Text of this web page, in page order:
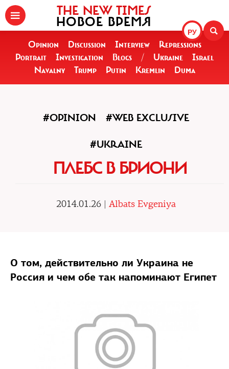
РУ
THE NEW TIMES
НОВОЕ ВРЕМЯ
Opinion Discussion Interview
Repressions
Portrait
Investigation Blogs / Ukraine
Israel
Navalny
Trump Putin Kremlin Duma
#OPINION #WEB EXCLUSIVE
#UKRAINE
ПЛЕБС В БРИОНИ
2014.01.26 | Albats Evgeniya
О том, действительно ли Украина не
Россия и чем обе так напоминают Египет